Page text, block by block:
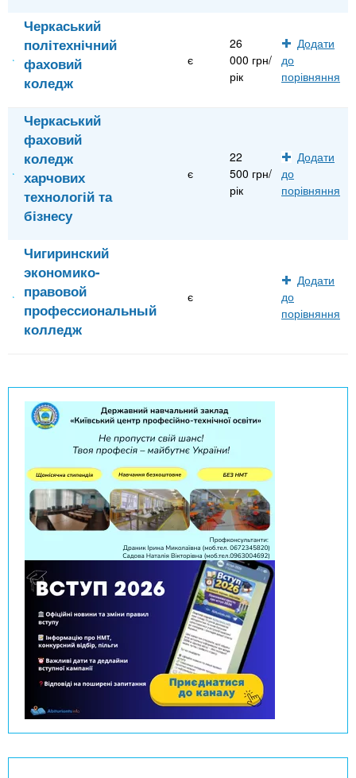
Черкаський
політехнічний
фаховий
коледж
є
26
000 грн/
рік
Додати
до
порівняння
Черкаський
фаховий
коледж
харчових
технологій та
бізнесу
є
22
500 грн/
рік
Додати
до
порівняння
Чигиринский
экономико-
правовой
профессиональный
колледж
є
Додати
до
порівняння